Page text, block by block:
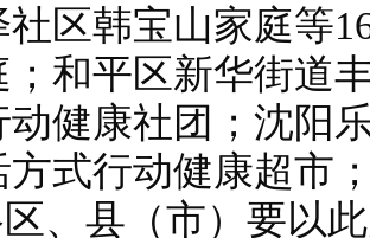
社区韩宝山家庭等
；和平区新华街道
动健康社团；沈阳
方式行动健康超市
、县（市）要以